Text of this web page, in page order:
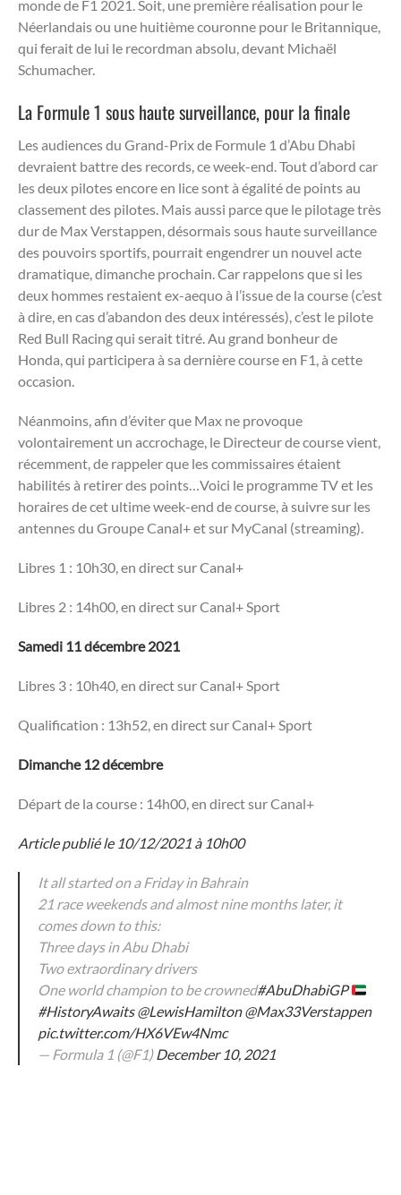
monde de F1 2021.Soit, une première réalisation pour le
Néerlandais ou une huitième couronne pour le Britannique,
qui ferait de lui le recordman absolu, devant Michaël
Schumacher.
La Formule 1 sous haute surveillance, pour la finale
Les audiences du Grand-Prix de Formule 1 d’Abu Dhabi
devraient battre des records, ce week-end. Tout d’abord car
les deux pilotes encore en lice sont à égalité de points au
classement des pilotes. Mais aussi parce que le pilotage très
dur de Max Verstappen, désormais sous haute surveillance
des pouvoirs sportifs, pourrait engendrer un nouvel acte
dramatique, dimanche prochain. Car rappelons que si les
deux hommes restaient ex-aequo à l’issue de la course (c’est
à dire, en cas d’abandon des deux intéressés), c’est le pilote
Red Bull Racing qui serait titré. Au grand bonheur de
Honda, qui participera à sa dernière course en F1, à cette
occasion.
Néanmoins, afin d’éviter que Max ne provoque
volontairement un accrochage, le Directeur de course vient,
récemment, de rappeler que les commissaires étaient
habilités à retirer des points…Voici le programme TV et les
horaires de cet ultime week-end de course, à suivre sur les
antennes du Groupe Canal+ et sur MyCanal (streaming).
Libres 1 : 10h30, en direct sur Canal+
Libres 2 : 14h00, en direct sur Canal+ Sport
Samedi 11 décembre 2021
Libres 3 : 10h40, en direct sur Canal+ Sport
Qualification : 13h52, en direct sur Canal+ Sport
Dimanche 12 décembre
Départ de la course : 14h00, en direct sur Canal+
Article publié le 10/12/2021 à 10h00
It all started on a Friday in Bahrain
21 race weekends and almost nine months later, it
comes down to this:
Three days in Abu Dhabi
Two extraordinary drivers
One world champion to be crowned#AbuDhabiGP
#HistoryAwaits @LewisHamilton @Max33Verstappen
pic.twitter.com/HX6VEw4Nmc
— Formula 1 (@F1)December 10, 2021